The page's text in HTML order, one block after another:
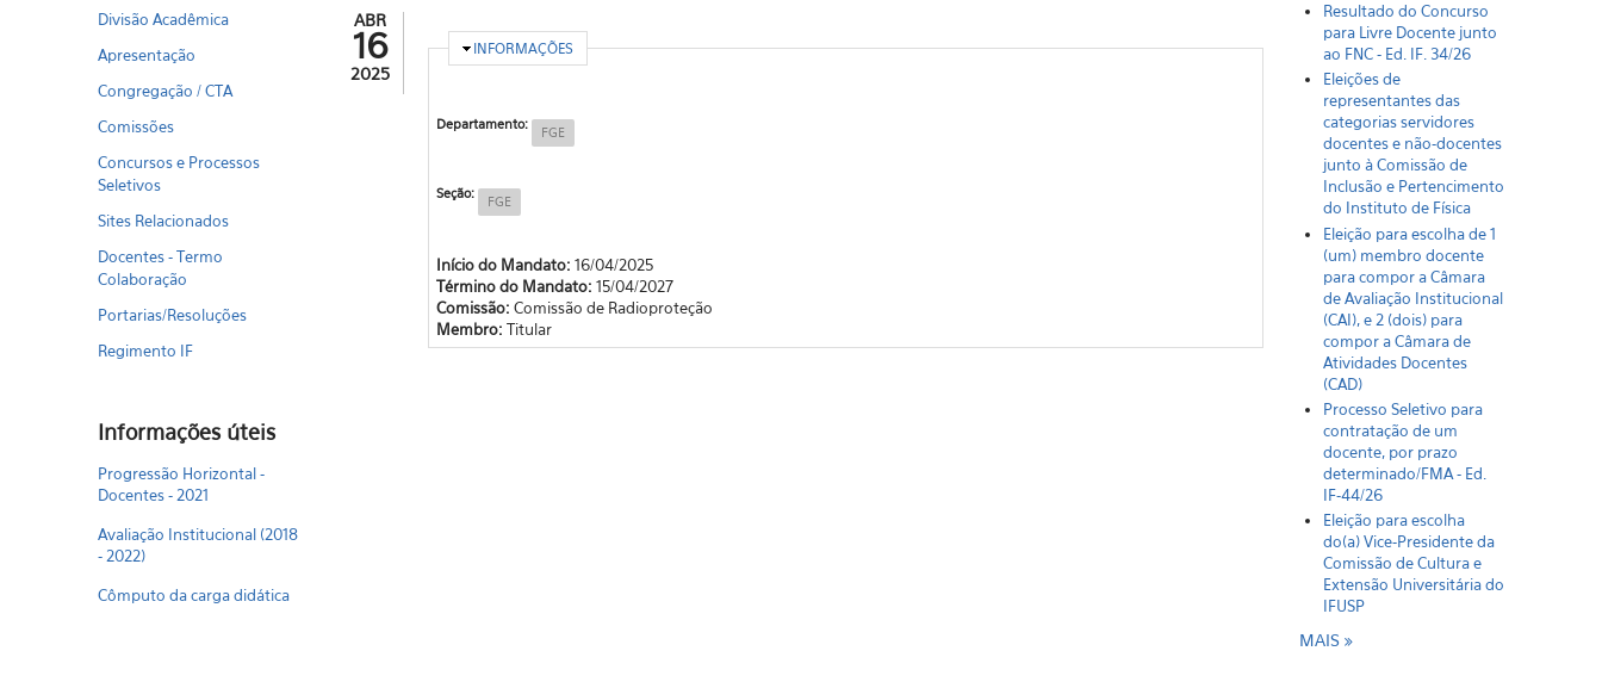
Divisão Acadêmica
Apresentação
Congregação / CTA
Comissões
Concursos e Processos
Seletivos
Sites Relacionados
Docentes - Termo
Colaboração
Portarias/Resoluções
Regimento IF
Informações úteis
Progressão Horizontal -
Docentes - 2021
Avaliação Institucional (2018
- 2022)
Cômputo da carga didática
ABR
16
2025
OCULTAR
INFORMAÇÕES
Departamento: FGE
Seção: FGE
Início do Mandato:16/04/2025
Término do Mandato:15/04/2027
Comissão:Comissão de Radioproteção
Membro:Titular
Resultado do Concurso
para Livre Docente junto
ao FNC - Ed. IF. 34/26
Eleições de
representantes das
categorias servidores
docentes e não-docentes
junto à Comissão de
Inclusão e Pertencimento
do Instituto de Física
Eleição para escolha de 1
(um) membro docente
para compor a Câmara
de Avaliação Institucional
(CAI), e 2 (dois) para
compor a Câmara de
Atividades Docentes
(CAD)
Processo Seletivo para
contratação de um
docente, por prazo
determinado/FMA - Ed.
IF-44/26
Eleição para escolha
do(a) Vice-Presidente da
Comissão de Cultura e
Extensão Universitária do
IFUSP
MAIS